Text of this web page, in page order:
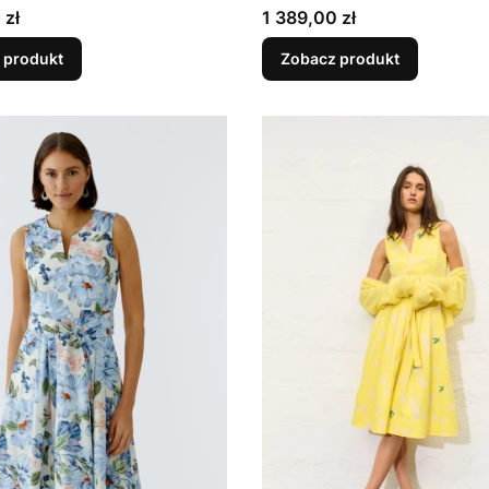
produkt
Cena
1 389,00 zł
Zobacz produkt